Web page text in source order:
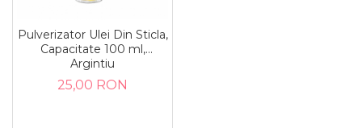
Pulverizator Ulei Din Sticla,
Capacitate 100 ml,
Argintiu
25,00 RON